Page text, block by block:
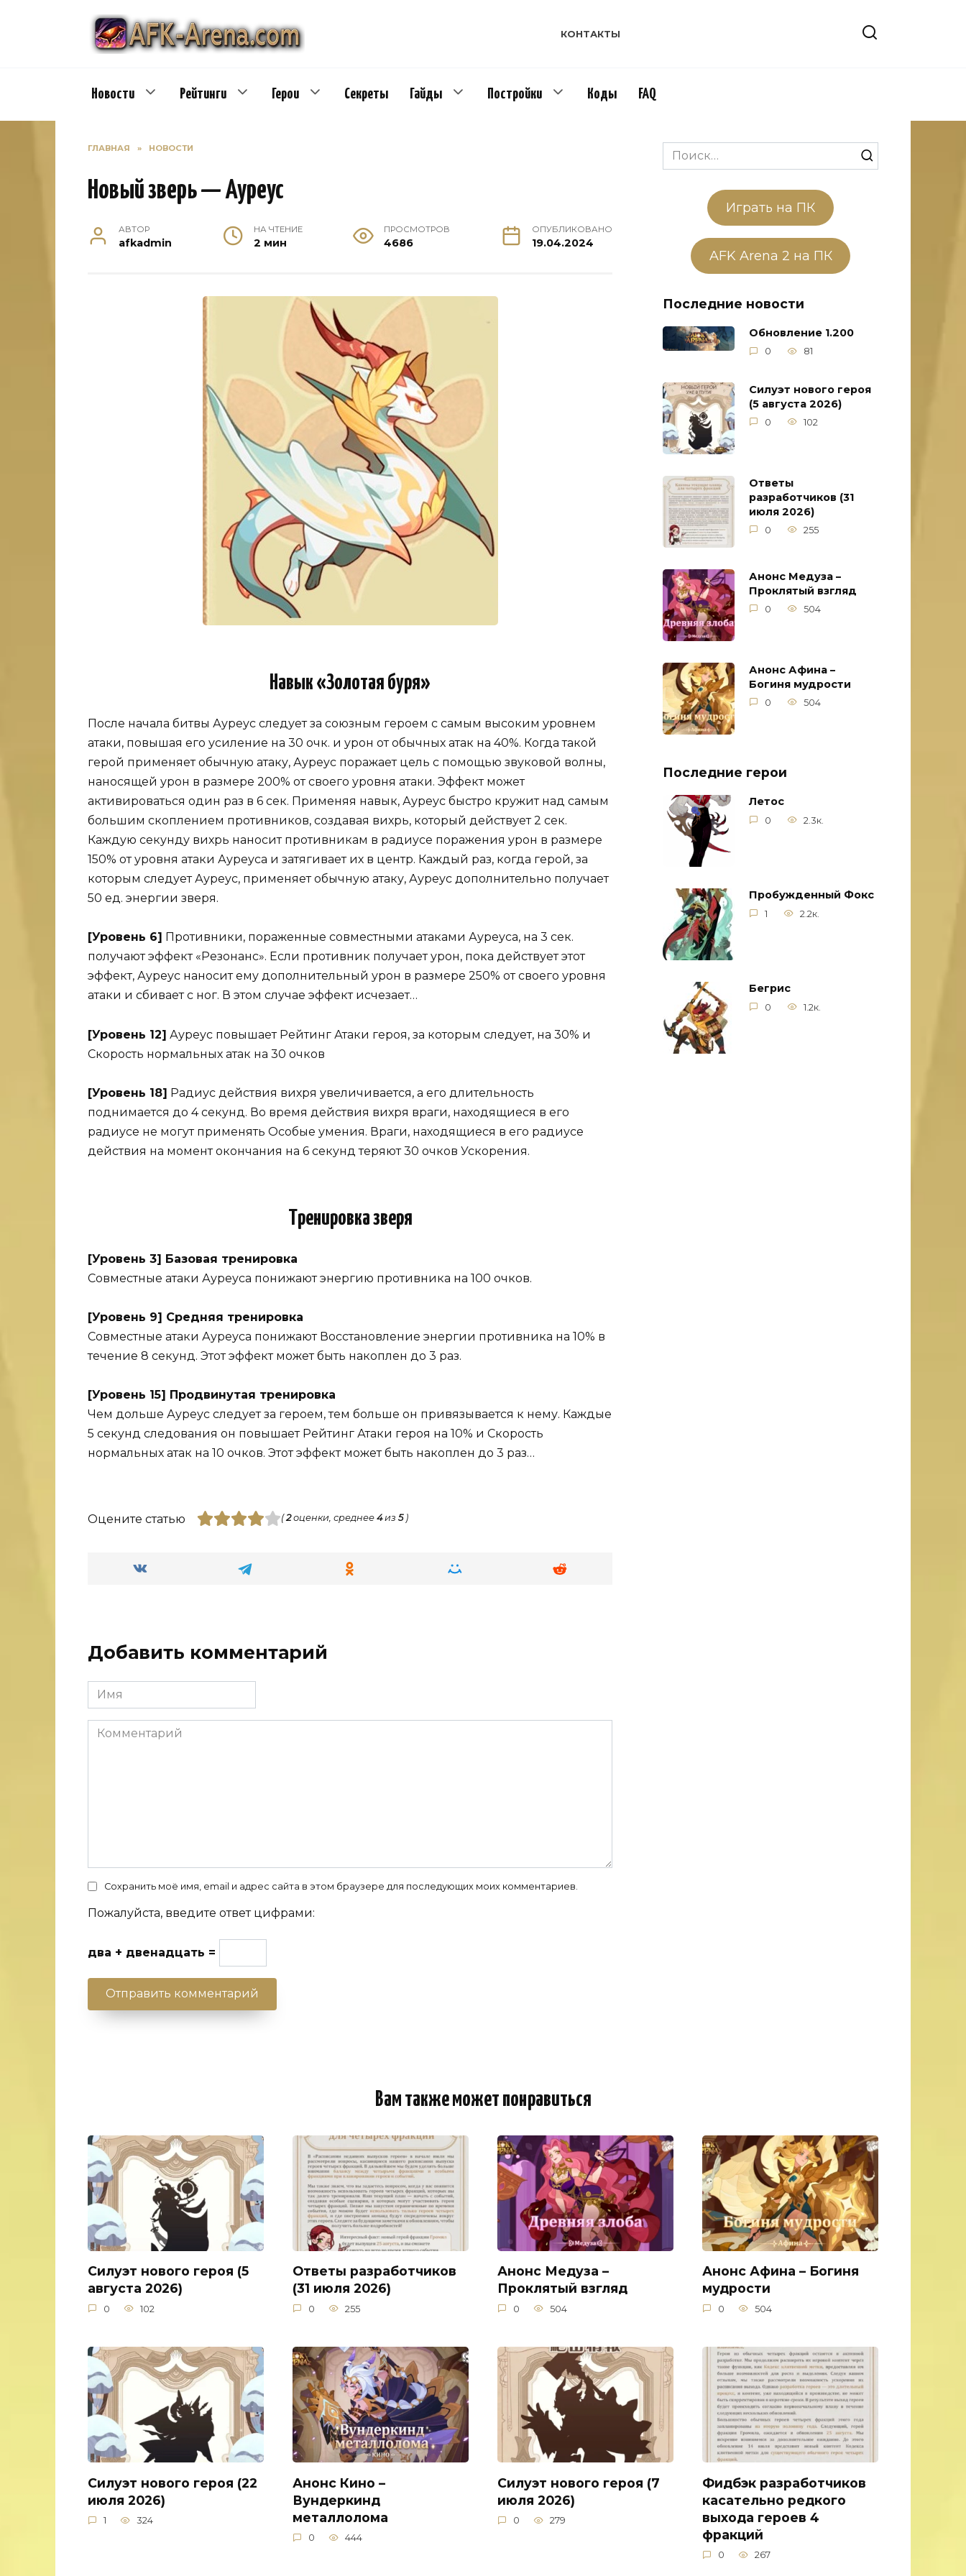
КОНТАКТЫ
Новости Рейтинги Герои Секреты Гайды Постройки Коды FAQ
ГЛАВНАЯ » НОВОСТИ
Новый зверь — Ауреус
АВТОР
afkadmin
НА ЧТЕНИЕ
2 мин
ПРОСМОТРОВ
4686
ОПУБЛИКОВАНО
19.04.2024
Навык «Золотая буря»
После начала битвы Ауреус следует за союзным героем с самым высоким уровнем
атаки, повышая его усиление на 30 очк. и урон от обычных атак на 40%. Когда такой
герой применяет обычную атаку, Ауреус поражает цель с помощью звуковой волны,
наносящей урон в размере 200% от своего уровня атаки. Эффект может
активироваться один раз в 6 сек. Применяя навык, Ауреус быстро кружит над самым
большим скоплением противников, создавая вихрь, который действует 2 сек.
Каждую секунду вихрь наносит противникам в радиусе поражения урон в размере
150% от уровня атаки Ауреуса и затягивает их в центр. Каждый раз, когда герой, за
которым следует Ауреус, применяет обычную атаку, Ауреус дополнительно получает
50 ед. энергии зверя.
[Уровень 6] Противники, пораженные совместными атаками Ауреуса, на 3 сек.
получают эффект «Резонанс». Если противник получает урон, пока действует этот
эффект, Ауреус наносит ему дополнительный урон в размере 250% от своего уровня
атаки и сбивает с ног. В этом случае эффект исчезает…
[Уровень 12] Ауреус повышает Рейтинг Атаки героя, за которым следует, на 30% и
Скорость нормальных атак на 30 очков
[Уровень 18] Радиус действия вихря увеличивается, а его длительность
поднимается до 4 секунд. Во время действия вихря враги, находящиеся в его
радиусе не могут применять Особые умения. Враги, находящиеся в его радиусе
действия на момент окончания на 6 секунд теряют 30 очков Ускорения.
Тренировка зверя
[Уровень 3] Базовая тренировка
Совместные атаки Ауреуса понижают энергию противника на 100 очков.
[Уровень 9] Средняя тренировка
Совместные атаки Ауреуса понижают Восстановление энергии противника на 10% в
течение 8 секунд. Этот эффект может быть накоплен до 3 раз.
[Уровень 15] Продвинутая тренировка
Чем дольше Ауреус следует за героем, тем больше он привязывается к нему. Каждые
5 секунд следования он повышает Рейтинг Атаки героя на 10% и Скорость
нормальных атак на 10 очков. Этот эффект может быть накоплен до 3 раз…
Оцените статью (2оценки, среднее 4из 5)
Добавить комментарий
Имя
Комментарий
Сохранить моё имя, email и адрес сайта в этом браузере для последующих моих комментариев.
Пожалуйста, введите ответ цифрами:
два + двенадцать =
Search
for:
Играть на ПК
AFK Arena 2 на ПК
Последние новости
Обновление 1.200
0 81
Силуэт нового героя
(5 августа 2026)
0 102
Ответы
разработчиков (31
июля 2026)
0 255
Анонс Медуза –
Проклятый взгляд
0 504
Анонс Афина –
Богиня мудрости
0 504
Последние герои
Летос
0 2.3к.
Пробужденный Фокс
1 2.2к.
Бегрис
0 1.2к.
Вам также может понравиться
Силуэт нового героя (5
августа 2026)
0 102
Ответы разработчиков
(31 июля 2026)
0 255
Анонс Медуза –
Проклятый взгляд
0 504
Анонс Афина – Богиня
мудрости
0 504
Силуэт нового героя (22
июля 2026)
1 324
Анонс Кино –
Вундеркинд
металлолома
0 444
Силуэт нового героя (7
июля 2026)
0 279
Фидбэк разработчиков
касательно редкого
выхода героев 4
фракций
0 267